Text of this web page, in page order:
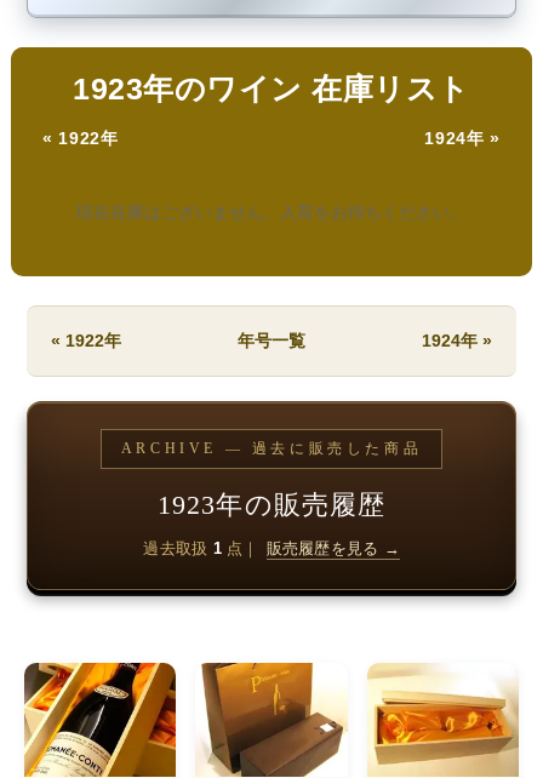
1923年のワイン 在庫リスト
« 1922年 1924年 »
現在在庫はございません。入荷をお待ちください。
« 1922年 年号一覧 1924年 »
ARCHIVE — 過去に販売した商品
1923年の販売履歴
過去取扱 1点｜ 販売履歴を見る →